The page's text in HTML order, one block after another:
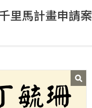
里馬計畫申請案